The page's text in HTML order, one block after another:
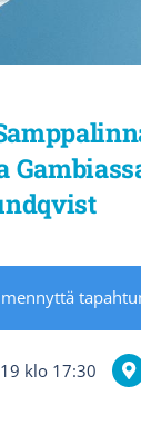
klo 17:30